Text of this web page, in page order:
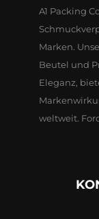
A1 Packing
Marken.
Beutel und
Eleganz,
weltweit.